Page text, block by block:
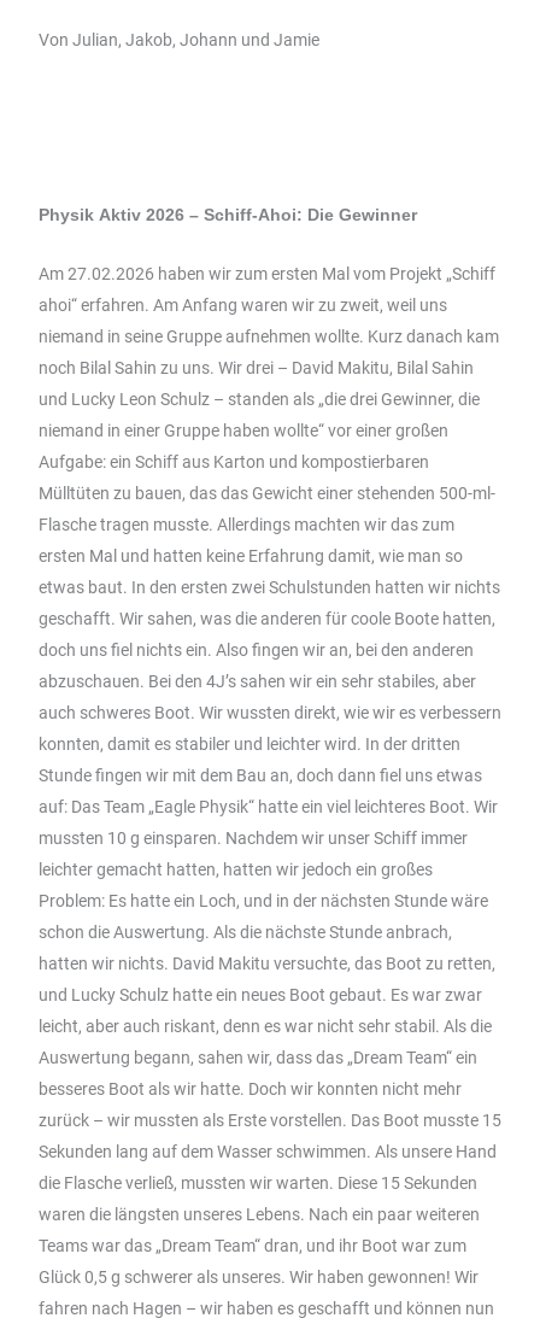
Von Julian, Jakob, Johann und Jamie
Physik Aktiv 2026 – Schiff-Ahoi: Die Gewinner
Am 27.02.2026 haben wir zum ersten Mal vom Projekt „Schiff
ahoi“ erfahren. Am Anfang waren wir zu zweit, weil uns
niemand in seine Gruppe aufnehmen wollte. Kurz danach kam
noch Bilal Sahin zu uns. Wir drei – David Makitu, Bilal Sahin
und Lucky Leon Schulz – standen als „die drei Gewinner, die
niemand in einer Gruppe haben wollte“ vor einer großen
Aufgabe: ein Schiff aus Karton und kompostierbaren
Mülltüten zu bauen, das das Gewicht einer stehenden 500-ml-
Flasche tragen musste. Allerdings machten wir das zum
ersten Mal und hatten keine Erfahrung damit, wie man so
etwas baut. In den ersten zwei Schulstunden hatten wir nichts
geschafft. Wir sahen, was die anderen für coole Boote hatten,
doch uns fiel nichts ein. Also fingen wir an, bei den anderen
abzuschauen. Bei den 4J’s sahen wir ein sehr stabiles, aber
auch schweres Boot. Wir wussten direkt, wie wir es verbessern
konnten, damit es stabiler und leichter wird. In der dritten
Stunde fingen wir mit dem Bau an, doch dann fiel uns etwas
auf: Das Team „Eagle Physik“ hatte ein viel leichteres Boot. Wir
mussten 10 g einsparen. Nachdem wir unser Schiff immer
leichter gemacht hatten, hatten wir jedoch ein großes
Problem: Es hatte ein Loch, und in der nächsten Stunde wäre
schon die Auswertung. Als die nächste Stunde anbrach,
hatten wir nichts. David Makitu versuchte, das Boot zu retten,
und Lucky Schulz hatte ein neues Boot gebaut. Es war zwar
leicht, aber auch riskant, denn es war nicht sehr stabil. Als die
Auswertung begann, sahen wir, dass das „Dream Team“ ein
besseres Boot als wir hatte. Doch wir konnten nicht mehr
zurück – wir mussten als Erste vorstellen. Das Boot musste 15
Sekunden lang auf dem Wasser schwimmen. Als unsere Hand
die Flasche verließ, mussten wir warten. Diese 15 Sekunden
waren die längsten unseres Lebens. Nach ein paar weiteren
Teams war das „Dream Team“ dran, und ihr Boot war zum
Glück 0,5 g schwerer als unseres. Wir haben gewonnen! Wir
fahren nach Hagen – wir haben es geschafft und können nun